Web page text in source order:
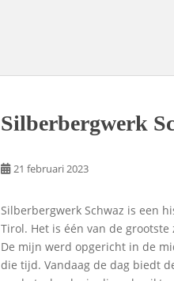
Silberbergwerk
21 februari 2023
Silberbergwerk Schwaz is een
Tirol. Het is één van de
De mijn werd opgericht in de
die tijd. Vandaag de dag biedt